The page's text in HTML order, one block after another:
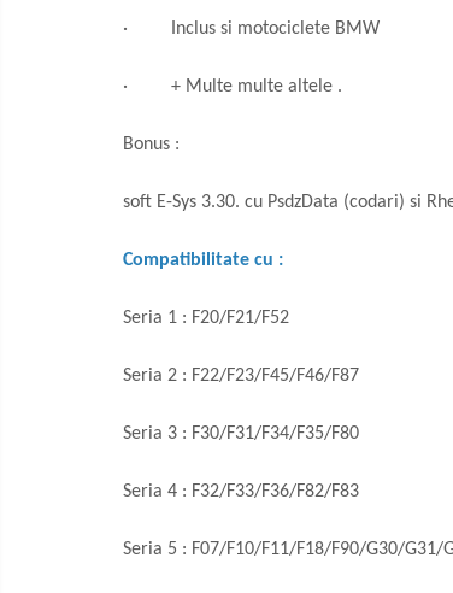
· Inclus si motociclete BMW
· + Multe multe altele .
Bonus :
soft E-Sys 3.30. cu PsdzData (codari) si
Compatibilitate cu :
Seria 1 : F20/F21/F52
Seria 2 : F22/F23/F45/F46/F87
Seria 3 : F30/F31/F34/F35/F80
Seria 4 : F32/F33/F36/F82/F83
Seria 5 : F07/F10/F11/F18/F90/G30/G31/